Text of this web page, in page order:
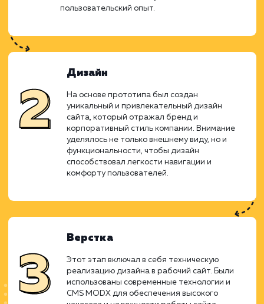
менеджеров привели к
ресурса, который поднимает
Прототипирование
Первым этапом стало создание детального
прототипа сайта. Этот этап включал в себя
анализ требований бизнеса, изучение
пользовательский опыт.
Дизайн